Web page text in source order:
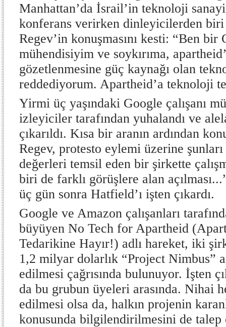
Manhattan’da İsrail’in teknoloji
konferans verirken dinleyicilerden
Regev’in konuşmasını kesti: “Ben bir
mühendisiyim ve soykırıma,
gözetlenmesine güç kaynağı olan
reddediyorum. Apartheid’a teknoloji
Yirmi üç yaşındaki Google çalışanı
izleyiciler tarafından yuhalandı ve
çıkarıldı. Kısa bir aranın ardından
Regev, protesto eylemi üzerine
değerleri temsil eden bir şirkette
biri de farklı görüşlere alan
üç gün sonra Hatfield’ı işten çıkardı.
Google ve Amazon çalışanları
büyüyen No Tech for Apartheid
Tedarikine Hayır!) adlı hareket, iki
1,2 milyar dolarlık “Project Nimbus”
edilmesi çağrısında bulunuyor. İşten
da bu grubun üyeleri arasında. Nihai
edilmesi olsa da, halkın projenin
konusunda bilgilendirilmesini de talep